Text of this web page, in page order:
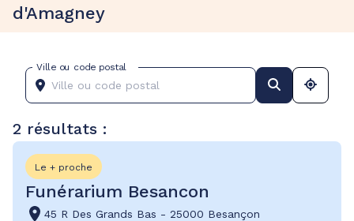
d'Amagney
Ville ou code postal
2 résultats :
Le + proche
Funérarium Besancon
45 R Des Grands Bas - 25000 Besançon